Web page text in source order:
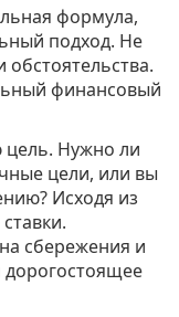
формула,
подход. Не
финансовый
Нужно ли
цели, или вы
Исходя из
сбережения и
дорогостоящее